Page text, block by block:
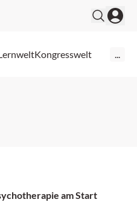
Kongresswelt
am Start